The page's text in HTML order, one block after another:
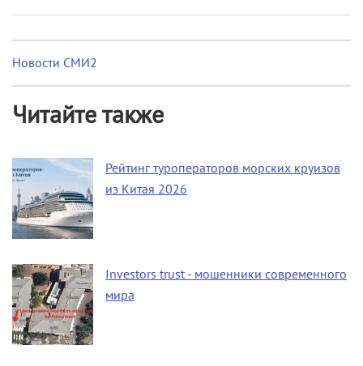
Новости СМИ2
Читайте также
Рейтинг туроператоров морских круизов
из Китая 2026
Investors trust - мошенники современного
мира